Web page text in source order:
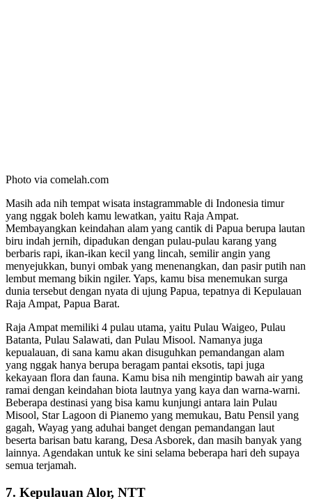
Photo via comelah.com
Masih ada nih tempat wisata instagrammable di Indonesia timur
yang nggak boleh kamu lewatkan, yaitu Raja Ampat.
Membayangkan keindahan alam yang cantik di Papua berupa lautan
biru indah jernih, dipadukan dengan pulau-pulau karang yang
berbaris rapi, ikan-ikan kecil yang lincah, semilir angin yang
menyejukkan, bunyi ombak yang menenangkan, dan pasir putih nan
lembut memang bikin ngiler. Yaps, kamu bisa menemukan surga
dunia tersebut dengan nyata di ujung Papua, tepatnya di Kepulauan
Raja Ampat, Papua Barat.
Raja Ampat memiliki 4 pulau utama, yaitu Pulau Waigeo, Pulau
Batanta, Pulau Salawati, dan Pulau Misool. Namanya juga
kepualauan, di sana kamu akan disuguhkan pemandangan alam
yang nggak hanya berupa beragam pantai eksotis, tapi juga
kekayaan flora dan fauna. Kamu bisa nih mengintip bawah air yang
ramai dengan keindahan biota lautnya yang kaya dan warna-warni.
Beberapa destinasi yang bisa kamu kunjungi antara lain Pulau
Misool, Star Lagoon di Pianemo yang memukau, Batu Pensil yang
gagah, Wayag yang aduhai banget dengan pemandangan laut
beserta barisan batu karang, Desa Asborek, dan masih banyak yang
lainnya. Agendakan untuk ke sini selama beberapa hari deh supaya
semua terjamah.
7. Kepulauan Alor, NTT